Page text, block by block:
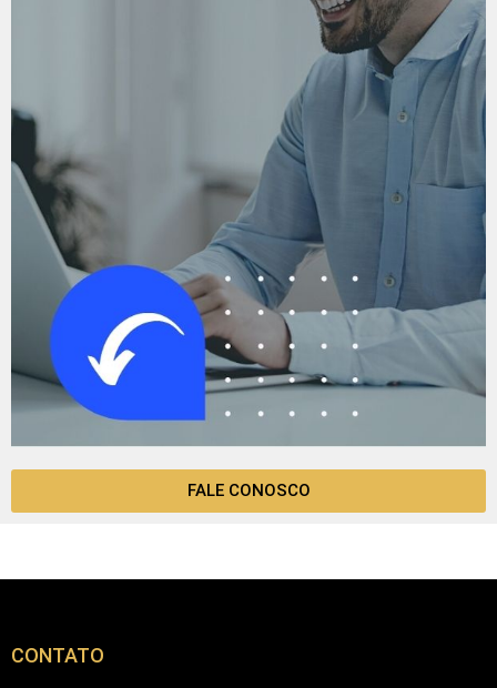
FALE CONOSCO
CONTATO